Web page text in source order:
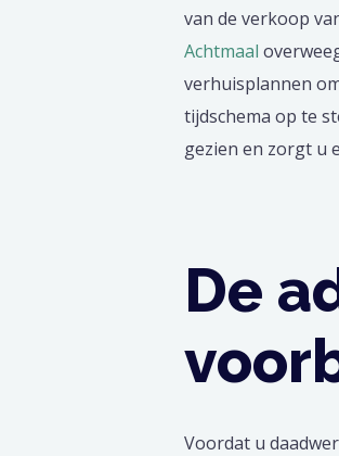
van de verkoop
Achtmaal
verhuisplannen
tijdschema op te
gezien en zorgt u
De
Voordat u